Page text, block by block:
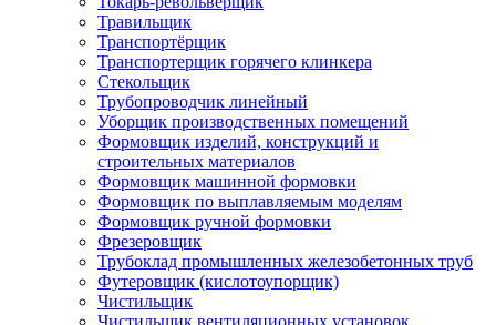
Травильщик
Транспортёрщик
Транспортерщик горячего клинкера
Стекольщик
Трубопроводчик линейный
Уборщик производственных помещений
Формовщик изделий, конструкций и
строительных материалов
Формовщик машинной формовки
Формовщик по выплавляемым моделям
Формовщик ручной формовки
Фрезеровщик
Трубоклад промышленных железобетонных труб
Футеровщик (кислотоупорщик)
Чистильщик
Чистильщик вентиляционных установок